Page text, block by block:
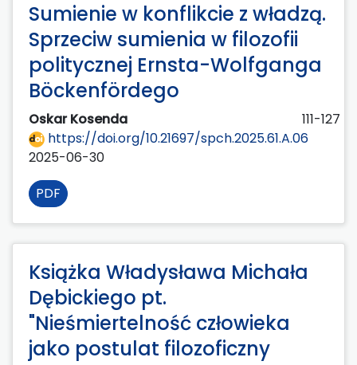
Sumienie w konflikcie z władzą.
Sprzeciw sumienia w filozofii
politycznej Ernsta-Wolfganga
Böckenfördego
Oskar Kosenda
111-127
https://doi.org/10.21697/spch.2025.61.A.06
2025-06-30
PDF
Książka Władysława Michała
Dębickiego pt.
"Nieśmiertelność człowieka
jako postulat filozoficzny